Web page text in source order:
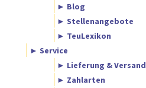
► Blog
► Stellenangebote
► TeuLexikon
► Service
► Lieferung & Versand
► Zahlarten